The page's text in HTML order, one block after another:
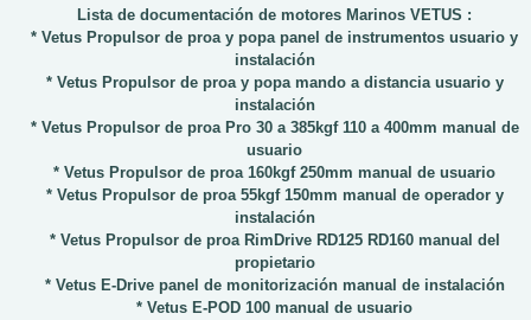
Lista de documentación de motores Marinos VETUS :
* Vetus Propulsor de proa y popa panel de instrumentos usuario y
instalación
* Vetus Propulsor de proa y popa mando a distancia usuario y
instalación
* Vetus Propulsor de proa Pro 30 a 385kgf 110 a 400mm manual de
usuario
* Vetus Propulsor de proa 160kgf 250mm manual de usuario
* Vetus Propulsor de proa 55kgf 150mm manual de operador y
instalación
* Vetus Propulsor de proa RimDrive RD125 RD160 manual del
propietario
* Vetus E-Drive panel de monitorización manual de instalación
* Vetus E-POD 100 manual de usuario